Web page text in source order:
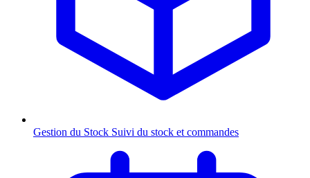
Gestion du Stock Suivi du stock et commandes